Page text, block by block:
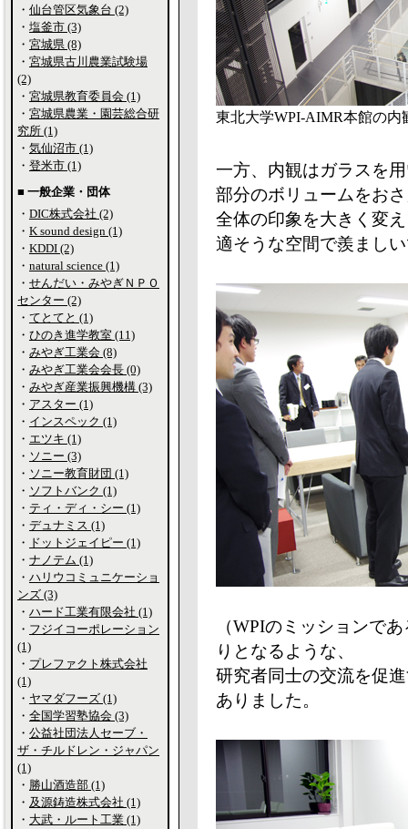
東北大学WPI-AIMR本館の内
一方、内観はガラスを
部分のボリュームをお
全体の印象を大きく変
適そうな空間で羨まし
（WPIのミッションで
りとなるような、
研究者同士の交流を促
ありました。
・ 仙台管区気象台 (2)
・ 塩釜市 (3)
・ 宮城県 (8)
・ 宮城県古川農業試験場
(2)
・ 宮城県教育委員会 (1)
・ 宮城県農業・園芸総合研
究所 (1)
・ 気仙沼市 (1)
・ 登米市 (1)
■ 一般企業・団体
・ DIC株式会社 (2)
・ K sound design (1)
・ KDDI (2)
・ natural science (1)
・ せんだい・みやぎＮＰＯ
センター (2)
・ てとてと (1)
・ ひのき進学教室 (11)
・ みやぎ工業会 (8)
・ みやぎ工業会会長 (0)
・ みやぎ産業振興機構 (3)
・ アスター (1)
・ インスペック (1)
・ エツキ (1)
・ ソニー (3)
・ ソニー教育財団 (1)
・ ソフトバンク (1)
・ ティ・ディ・シー (1)
・ デュナミス (1)
・ ドットジェイピー (1)
・ ナノテム (1)
・ ハリウコミュニケーショ
ンズ (3)
・ ハード工業有限会社 (1)
・ フジイコーポレーション
(1)
・ プレファクト株式会社
(1)
・ ヤマダフーズ (1)
・ 全国学習塾協会 (3)
・ 公益社団法人セーブ・
ザ・チルドレン・ジャパン
(1)
・ 勝山酒造部 (1)
・ 及源鋳造株式会社 (1)
・ 大武・ルート工業 (1)